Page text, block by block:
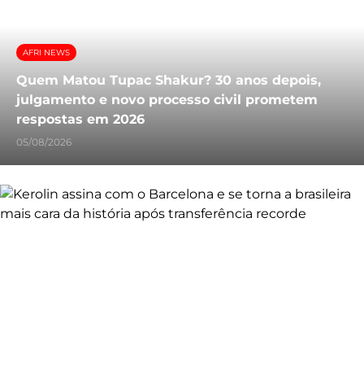
AFRI NEWS
Quem Matou Tupac Shakur? 30 anos depois,
julgamento e novo processo civil prometem
respostas em 2026
05/08/2026